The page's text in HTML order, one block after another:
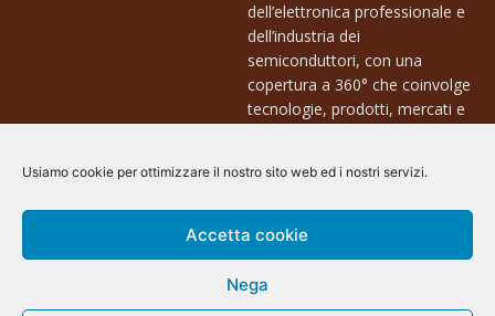
Usiamo cookie per ottimizzare il nostro sito web ed i nostri servizi.
Accetta cookie
Nega
dell’elettronica professionale e
dell’industria dei
semiconduttori, con una
copertura a 360° che coinvolge
tecnologie, prodotti, mercati e
Contatti:
info@arscommunication.it